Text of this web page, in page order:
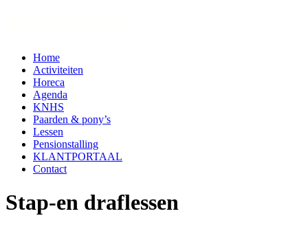
Home
Activiteiten
Horeca
Agenda
KNHS
Paarden & pony’s
Lessen
Pensionstalling
KLANTPORTAAL
Contact
Stap-en draflessen